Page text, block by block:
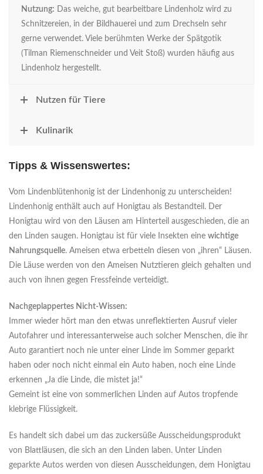
Nutzung: Das weiche, gut bearbeitbare Lindenholz wird zu
Schnitzereien, in der Bildhauerei und zum Drechseln sehr
gerne verwendet. Viele berühmten Werke der Spätgotik
(Tilman Riemenschneider und Veit Stoß) wurden häufig aus
Lindenholz hergestellt.
Nutzen für Tiere
Kulinarik
Tipps & Wissenswertes:
Vom Lindenblütenhonig ist der Lindenhonig zu unterscheiden!
Lindenhonig enthält auch auf Honigtau als Bestandteil. Der
Honigtau wird von den Läusen am Hinterteil ausgeschieden, die an
den Linden saugen. Honigtau ist für viele Insekten eine wichtige
Nahrungsquelle. Ameisen etwa erbetteln diesen von „ihren“ Läusen.
Die Läuse werden von den Ameisen Nutztieren gleich gehalten und
auch von ihnen gegen Fressfeinde verteidigt.
Nachgeplappertes Nicht-Wissen:
Immer wieder hört man den etwas unreflektierten Ausruf vieler
Autofahrer und interessanterweise auch solcher Menschen, die ihr
Auto garantiert noch nie unter einer Linde im Sommer geparkt
haben oder noch nicht einmal ein Auto haben, noch eine Linde
erkennen „Ja die Linde, die mistet ja!“
Gemeint ist eine von sommerlichen Linden auf Autos tropfende
klebrige Flüssigkeit.
Es handelt sich dabei um das zuckersüße Ausscheidungsprodukt
von Blattläusen, die sich an den Linden laben. Unter Linden
geparkte Autos werden von diesen Ausscheidungen, dem Honigtau